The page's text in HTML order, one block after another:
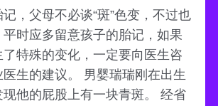
，父母不必谈“斑”色变，不过也
时应多留意孩子的胎记，如果
特殊的变化，一定要向医生咨
生的建议。 男婴瑞瑞刚在出生
现他的屁股上有一块青斑。 经省